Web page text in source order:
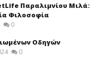
Παραλιμνίου Μιλά:
Φιλοσοφία
0
Οδηγών
0